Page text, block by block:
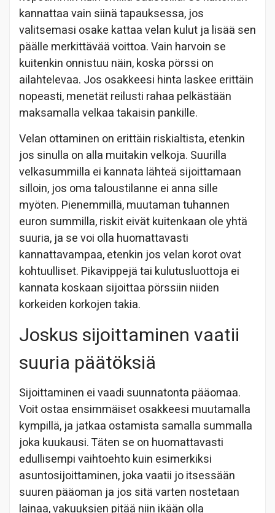
kannattaa vain siinä tapauksessa, jos
valitsemasi osake kattaa velan kulut ja lisää sen
päälle merkittävää voittoa. Vain harvoin se
kuitenkin onnistuu näin, koska pörssi on
ailahtelevaa. Jos osakkeesi hinta laskee erittäin
nopeasti, menetät reilusti rahaa pelkästään
maksamalla velkaa takaisin pankille.
Velan ottaminen on erittäin riskialtista, etenkin
jos sinulla on alla muitakin velkoja. Suurilla
velkasummilla ei kannata lähteä sijoittamaan
silloin, jos oma taloustilanne ei anna sille
myöten. Pienemmillä, muutaman tuhannen
euron summilla, riskit eivät kuitenkaan ole yhtä
suuria, ja se voi olla huomattavasti
kannattavampaa, etenkin jos velan korot ovat
kohtuulliset. Pikavippejä tai kulutusluottoja ei
kannata koskaan sijoittaa pörssiin niiden
korkeiden korkojen takia.
Joskus sijoittaminen vaatii
suuria päätöksiä
Sijoittaminen ei vaadi suunnatonta pääomaa.
Voit ostaa ensimmäiset osakkeesi muutamalla
kympillä, ja jatkaa ostamista samalla summalla
joka kuukausi. Täten se on huomattavasti
edullisempi vaihtoehto kuin esimerkiksi
asuntosijoittaminen, joka vaatii jo itsessään
suuren pääoman ja jos sitä varten nostetaan
lainaa, vakuuksien pitää niin ikään olla